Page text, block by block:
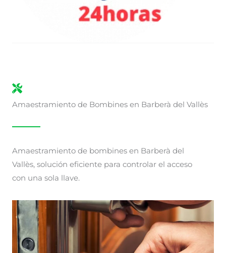
Amaestramiento de Bombines en Barberà del Vallès
Amaestramiento de bombines en Barberà del
Vallès, solución eficiente para controlar el acceso
con una sola llave.